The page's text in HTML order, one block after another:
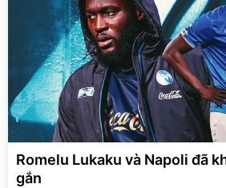
Romelu Lukaku và Napoli đã
gắn